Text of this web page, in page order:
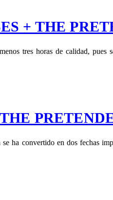
+ THE
tres horas de calidad,
ha convertido en dos fechas